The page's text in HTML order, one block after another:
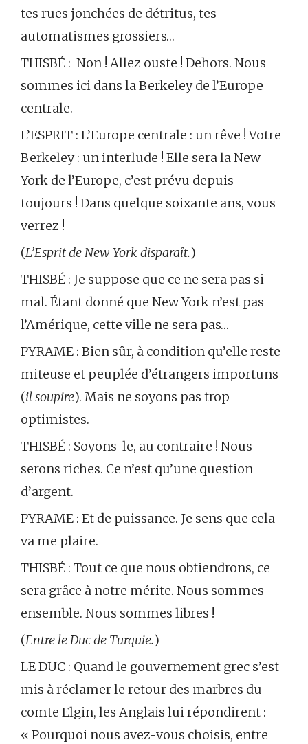
tes rues jonchées de détritus, tes
automatismes grossiers…
THISBÉ : Non ! Allez ouste ! Dehors. Nous
sommes ici dans la Berkeley de l’Europe
centrale.
L’ESPRIT : L’Europe centrale : un rêve ! Votre
Berkeley : un interlude ! Elle sera la New
York de l’Europe, c’est prévu depuis
toujours ! Dans quelque soixante ans, vous
verrez !
(L’Esprit de New York disparaît.)
THISBÉ : Je suppose que ce ne sera pas si
mal. Étant donné que New York n’est pas
l’Amérique, cette ville ne sera pas…
PYRAME : Bien sûr, à condition qu’elle reste
miteuse et peuplée d’étrangers importuns
(il soupire). Mais ne soyons pas trop
optimistes.
THISBÉ : Soyons-le, au contraire ! Nous
serons riches. Ce n’est qu’une question
d’argent.
PYRAME : Et de puissance. Je sens que cela
va me plaire.
THISBÉ : Tout ce que nous obtiendrons, ce
sera grâce à notre mérite. Nous sommes
ensemble. Nous sommes libres !
(Entre le Duc de Turquie.)
LE DUC : Quand le gouvernement grec s’est
mis à réclamer le retour des marbres du
comte Elgin, les Anglais lui répondirent :
« Pourquoi nous avez-vous choisis, entre